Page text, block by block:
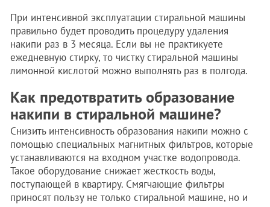
При интенсивной эксплуатации стиральной машины
правильно будет проводить процедуру удаления
накипи раз в 3 месяца. Если вы не практикуете
ежедневную стирку, то чистку стиральной машины
лимонной кислотой можно выполнять раз в полгода.
Как предотвратить образование
накипи в стиральной машине?
Снизить интенсивность образования накипи можно с
помощью специальных магнитных фильтров, которые
устанавливаются на входном участке водопровода.
Такое оборудование снижает жесткость воды,
поступающей в квартиру. Смягчающие фильтры
приносят пользу не только стиральной машине, но и